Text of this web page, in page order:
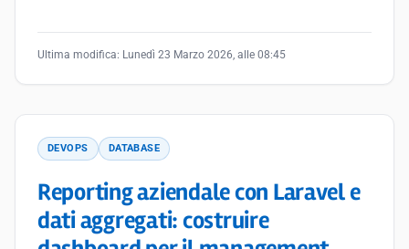
Ultima modifica: Lunedì 23 Marzo 2026, alle 08:45
DEVOPS DATABASE
Reporting aziendale con Laravel e
dati aggregati: costruire